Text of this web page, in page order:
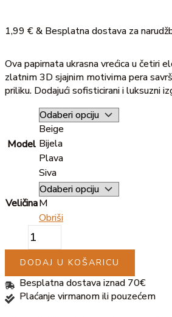
1,99 €& Besplatna dostava za
Ova papirnata ukrasna vrećica u četiri
zlatnim 3D sjajnim motivima pera
priliku. Dodajući sofisticirani i luksuzni
Model
Beige
Bijela
Plava
Siva
VeličinaM
Obriši
DODAJ U KOŠARICU
Besplatna dostava iznad 70€
Plaćanje virmanom ili pouzećem